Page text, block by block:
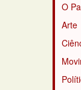
O
Arte